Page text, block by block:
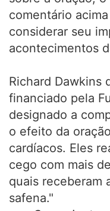
comentário
considerar seu
acontecimentos
Richard Dawkins
financiado pela
designado a
o efeito da
cardíacos. Eles
cego com mais
quais receberam
safena."